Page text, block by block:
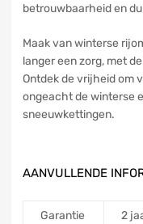
betrouwbaarheid en
Maak van winterse
langer een zorg, met
Ontdek de vrijheid om
ongeacht de winterse
sneeuwkettingen.
AANVULLENDE
Garantie 2